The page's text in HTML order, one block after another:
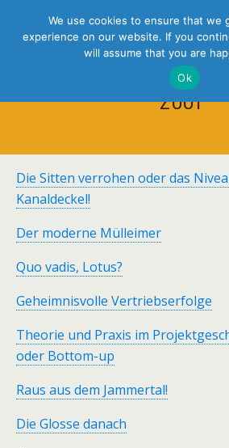
holistic
2001
Die Sitten verrohen oder das
Kanaldeckel!
Der moderne Mülleimer
Quo vadis, Lotus?
Geheimnisvolle Vertriebserfolge
Theorie und Praxis im
oder Bottom-up
Raus aus dem Jammertal!
Die Glosse danach
We use cookies to ensure that we
experience on our website. If you
will assume that you are
Ok